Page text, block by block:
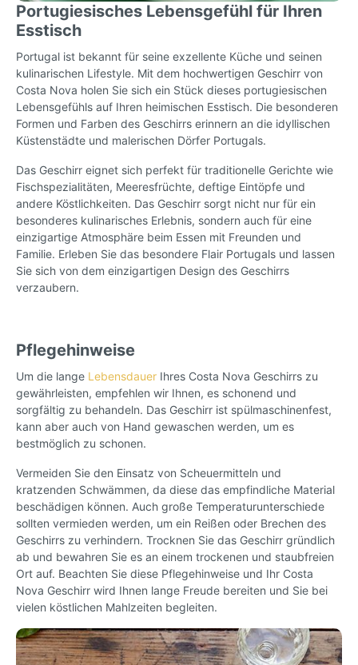
Portugiesisches Lebensgefühl für Ihren
Esstisch
Portugal ist bekannt für seine exzellente Küche und seinen
kulinarischen Lifestyle. Mit dem hochwertigen Geschirr von
Costa Nova holen Sie sich ein Stück dieses portugiesischen
Lebensgefühls auf Ihren heimischen Esstisch. Die besonderen
Formen und Farben des Geschirrs erinnern an die idyllischen
Küstenstädte und malerischen Dörfer Portugals.
Das Geschirr eignet sich perfekt für traditionelle Gerichte wie
Fischspezialitäten, Meeresfrüchte, deftige Eintöpfe und
andere Köstlichkeiten. Das Geschirr sorgt nicht nur für ein
besonderes kulinarisches Erlebnis, sondern auch für eine
einzigartige Atmosphäre beim Essen mit Freunden und
Familie. Erleben Sie das besondere Flair Portugals und lassen
Sie sich von dem einzigartigen Design des Geschirrs
verzaubern.
Pflegehinweise
Um die lange Lebensdauer Ihres Costa Nova Geschirrs zu
gewährleisten, empfehlen wir Ihnen, es schonend und
sorgfältig zu behandeln. Das Geschirr ist spülmaschinenfest,
kann aber auch von Hand gewaschen werden, um es
bestmöglich zu schonen.
Vermeiden Sie den Einsatz von Scheuermitteln und
kratzenden Schwämmen, da diese das empfindliche Material
beschädigen können. Auch große Temperaturunterschiede
sollten vermieden werden, um ein Reißen oder Brechen des
Geschirrs zu verhindern. Trocknen Sie das Geschirr gründlich
ab und bewahren Sie es an einem trockenen und staubfreien
Ort auf. Beachten Sie diese Pflegehinweise und Ihr Costa
Nova Geschirr wird Ihnen lange Freude bereiten und Sie bei
vielen köstlichen Mahlzeiten begleiten.